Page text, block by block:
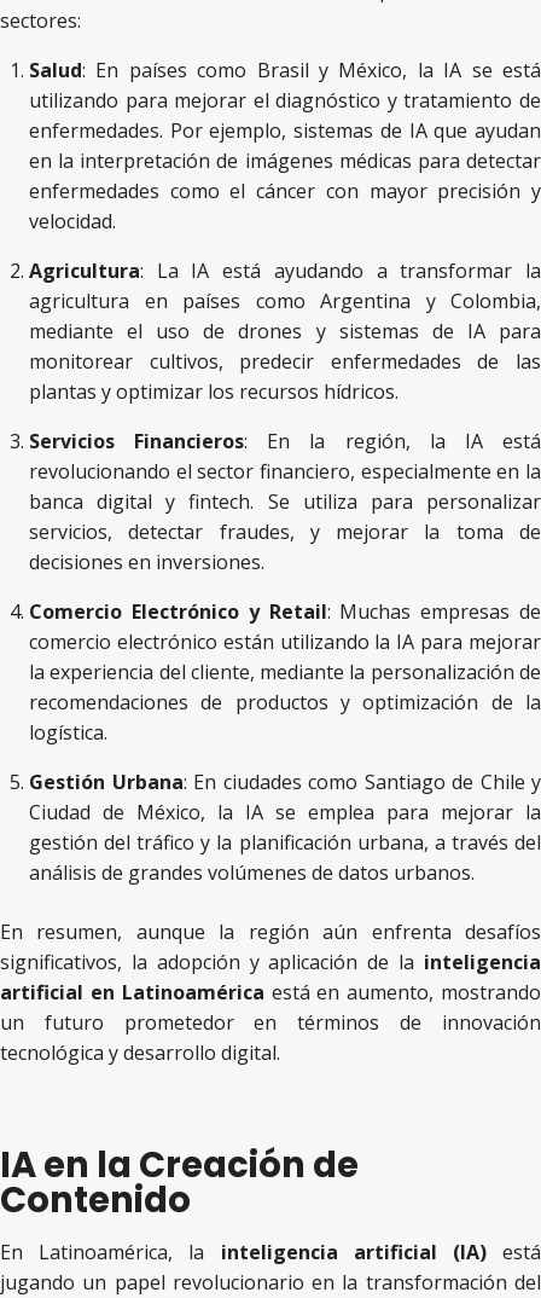
sectores:
Salud: En países como Brasil y México, la IA se está
utilizando para mejorar el diagnóstico y tratamiento de
enfermedades. Por ejemplo, sistemas de IA que ayudan
en la interpretación de imágenes médicas para detectar
enfermedades como el cáncer con mayor precisión y
velocidad.
Agricultura: La IA está ayudando a transformar la
agricultura en países como Argentina y Colombia,
mediante el uso de drones y sistemas de IA para
monitorear cultivos, predecir enfermedades de las
plantas y optimizar los recursos hídricos.
Servicios Financieros: En la región, la IA está
revolucionando el sector financiero, especialmente en la
banca digital y fintech. Se utiliza para personalizar
servicios, detectar fraudes, y mejorar la toma de
decisiones en inversiones.
Comercio Electrónico y Retail: Muchas empresas de
comercio electrónico están utilizando la IA para mejorar
la experiencia del cliente, mediante la personalización de
recomendaciones de productos y optimización de la
logística.
Gestión Urbana: En ciudades como Santiago de Chile y
Ciudad de México, la IA se emplea para mejorar la
gestión del tráfico y la planificación urbana, a través del
análisis de grandes volúmenes de datos urbanos.
En resumen, aunque la región aún enfrenta desafíos
significativos, la adopción y aplicación de la inteligencia
artificial en Latinoamérica está en aumento, mostrando
un futuro prometedor en términos de innovación
tecnológica y desarrollo digital.
IA en la Creación de
Contenido
En Latinoamérica, la inteligencia artificial (IA)está
jugando un papel revolucionario en la transformación del